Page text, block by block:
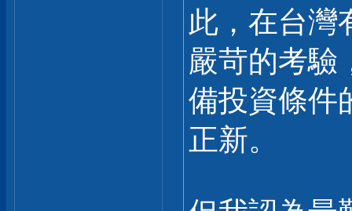
此，在台灣
嚴苛的考驗
備投資條件
正新。